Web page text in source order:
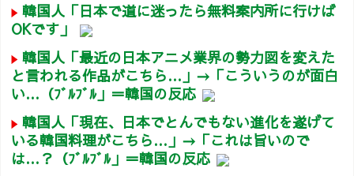
韓国人「日本で道に迷ったら無料案内所に行けば
OKです」
韓国人「最近の日本アニメ業界の勢力図を変えた
と言われる作品がこちら…」→「こういうのが面白
い…（ﾌﾞﾙﾌﾞﾙ」＝韓国の反応
韓国人「現在、日本でとんでもない進化を遂げて
いる韓国料理がこちら…」→「これは旨いので
は…？（ﾌﾞﾙﾌﾞﾙ」＝韓国の反応